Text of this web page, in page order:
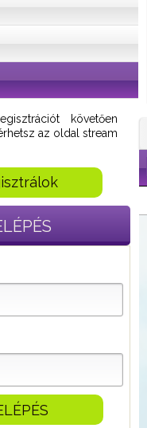
követően
az oldal stream